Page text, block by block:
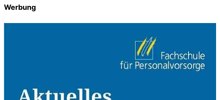
Werbung